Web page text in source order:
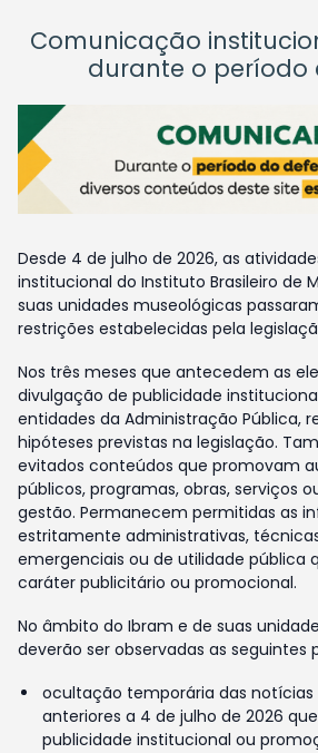
Comunicação
durante o período
Desde 4 de julho de 2026, as
institucional do Instituto Brasileiro de
suas unidades museológicas
restrições estabelecidas pela
Nos três meses que antecedem as
divulgação de publicidade
entidades da Administração Pública,
hipóteses previstas na legislação.
evitados conteúdos que promovam
públicos, programas, obras, serviços
gestão. Permanecem permitidas as
estritamente administrativas,
emergenciais ou de utilidade pública
caráter publicitário ou promocional.
No âmbito do Ibram e de suas
deverão ser observadas as seguintes
ocultação temporária das notícias
anteriores a 4 de julho de 2026
publicidade institucional ou